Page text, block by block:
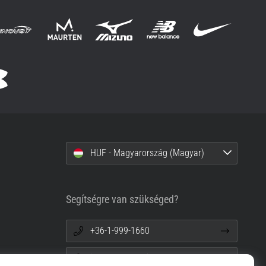
HUF - Magyarország (Magyar)
Segítségre van szükséged?
+36-1-999-1660
info@top4running.hu